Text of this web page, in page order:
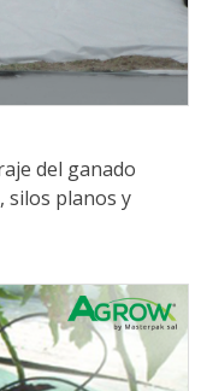
del ganado
silos planos y